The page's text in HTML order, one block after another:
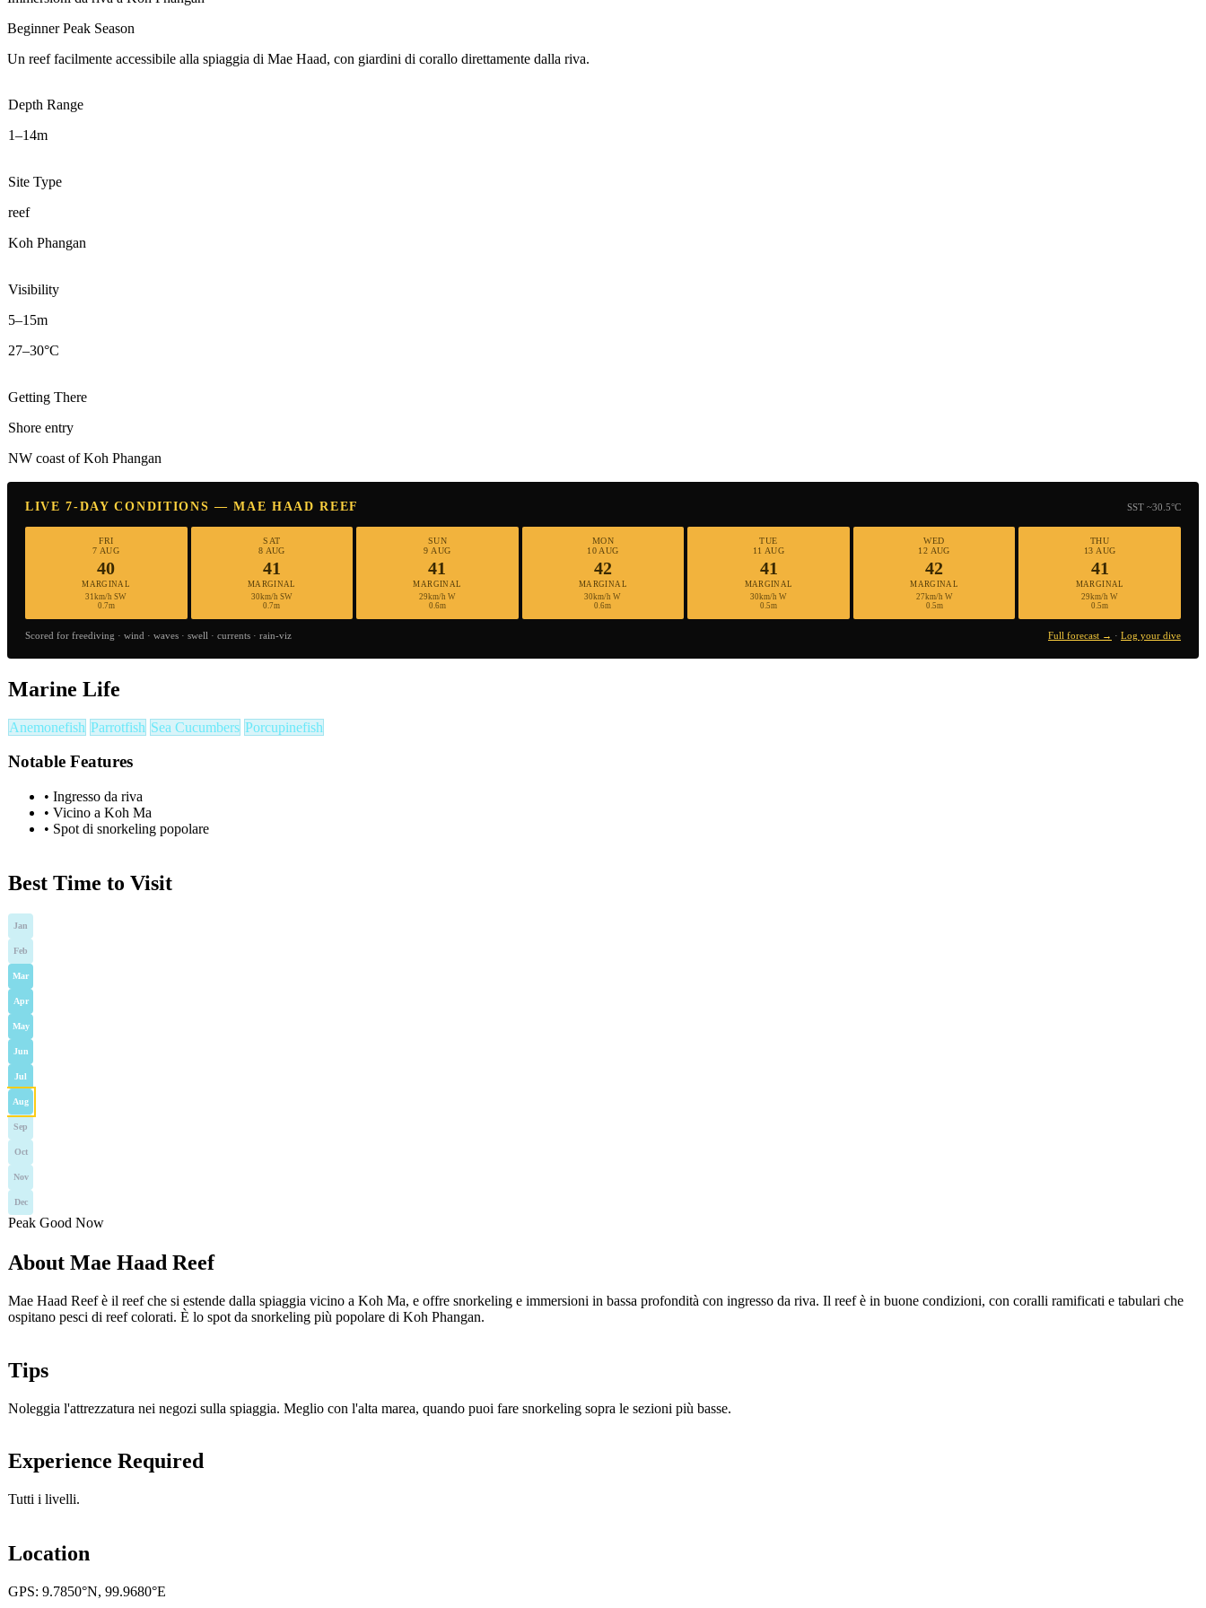
BeginnerPeak Season
Un reef facilmente accessibile alla spiaggia di Mae Haad, con giardini di corallo direttamente dalla riva.
Depth Range
1–14m
Site Type
reef
Koh Phangan
Visibility
5–15m
27–30°C
Getting There
Shore entry
NW coast of Koh Phangan
LIVE 7-DAY CONDITIONS — MAE HAAD REEF SST ~30.5°C
FRI
7 AUG
40
MARGINAL
31km/h SW
0.7m
SAT
8 AUG
41
MARGINAL
30km/h SW
0.7m
SUN
9 AUG
41
MARGINAL
29km/h W
0.6m
MON
10 AUG
42
MARGINAL
30km/h W
0.6m
TUE
11 AUG
41
MARGINAL
30km/h W
0.5m
WED
12 AUG
42
MARGINAL
27km/h W
0.5m
THU
13 AUG
41
MARGINAL
29km/h W
0.5m
Scored for freediving · wind · waves · swell · currents · rain-viz Full forecast → · Log your dive
Marine Life
Anemonefish Parrotfish Sea Cucumbers Porcupinefish
Notable Features
• Ingresso da riva
• Vicino a Koh Ma
• Spot di snorkeling popolare
Best Time to Visit
Jan
Feb
Mar
Apr
May
Jun
Jul
Aug
Sep
Oct
Nov
Dec
Peak Good Now
About Mae Haad Reef
Mae Haad Reef è il reef che si estende dalla spiaggia vicino a Koh Ma, e offre snorkeling e immersioni in bassa profondità con ingresso da riva. Il reef è in buone condizioni, con coralli ramificati e tabulari che
ospitano pesci di reef colorati. È lo spot da snorkeling più popolare di Koh Phangan.
Tips
Noleggia l'attrezzatura nei negozi sulla spiaggia. Meglio con l'alta marea, quando puoi fare snorkeling sopra le sezioni più basse.
Experience Required
Tutti i livelli.
Location
GPS: 9.7850°N, 99.9680°E